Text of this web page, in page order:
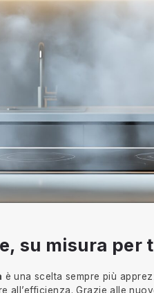
su misura per
è una scelta sempre più
all’efficienza. Grazie alle